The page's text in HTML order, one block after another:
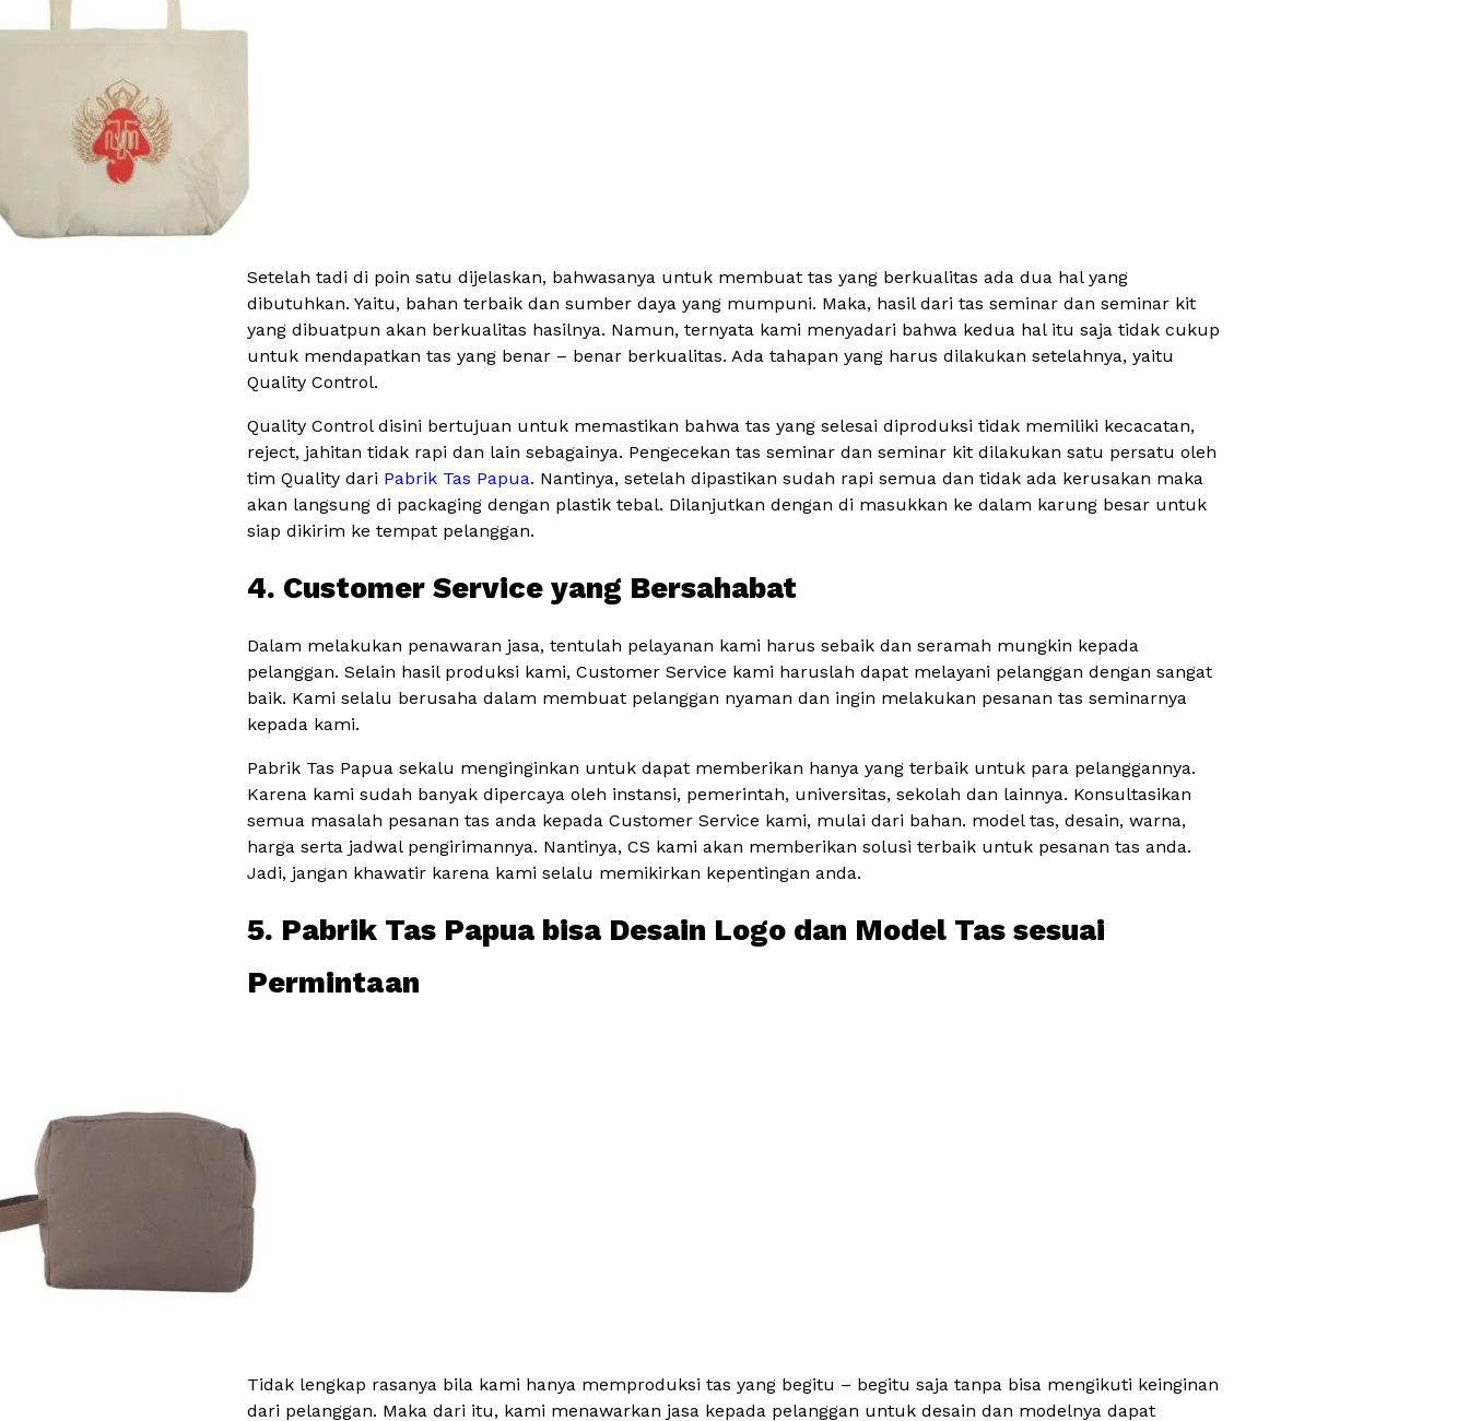
Setelah tadi di poin satu dijelaskan, bahwasanya untuk membuat tas yang berkualitas ada dua hal yang
dibutuhkan. Yaitu, bahan terbaik dan sumber daya yang mumpuni. Maka, hasil dari tas seminar dan seminar kit
yang dibuatpun akan berkualitas hasilnya. Namun, ternyata kami menyadari bahwa kedua hal itu saja tidak cukup
untuk mendapatkan tas yang benar – benar berkualitas. Ada tahapan yang harus dilakukan setelahnya, yaitu
Quality Control.
Quality Control disini bertujuan untuk memastikan bahwa tas yang selesai diproduksi tidak memiliki kecacatan,
reject, jahitan tidak rapi dan lain sebagainya. Pengecekan tas seminar dan seminar kit dilakukan satu persatu oleh
tim Quality dari Pabrik Tas Papua. Nantinya, setelah dipastikan sudah rapi semua dan tidak ada kerusakan maka
akan langsung di packaging dengan plastik tebal. Dilanjutkan dengan di masukkan ke dalam karung besar untuk
siap dikirim ke tempat pelanggan.
4. Customer Service yang Bersahabat
Dalam melakukan penawaran jasa, tentulah pelayanan kami harus sebaik dan seramah mungkin kepada
pelanggan. Selain hasil produksi kami, Customer Service kami haruslah dapat melayani pelanggan dengan sangat
baik. Kami selalu berusaha dalam membuat pelanggan nyaman dan ingin melakukan pesanan tas seminarnya
kepada kami.
Pabrik Tas Papua sekalu menginginkan untuk dapat memberikan hanya yang terbaik untuk para pelanggannya.
Karena kami sudah banyak dipercaya oleh instansi, pemerintah, universitas, sekolah dan lainnya. Konsultasikan
semua masalah pesanan tas anda kepada Customer Service kami, mulai dari bahan. model tas, desain, warna,
harga serta jadwal pengirimannya. Nantinya, CS kami akan memberikan solusi terbaik untuk pesanan tas anda.
Jadi, jangan khawatir karena kami selalu memikirkan kepentingan anda.
5. Pabrik Tas Papua bisa Desain Logo dan Model Tas sesuai
Permintaan
Tidak lengkap rasanya bila kami hanya memproduksi tas yang begitu – begitu saja tanpa bisa mengikuti keinginan
dari pelanggan. Maka dari itu, kami menawarkan jasa kepada pelanggan untuk desain dan modelnya dapat